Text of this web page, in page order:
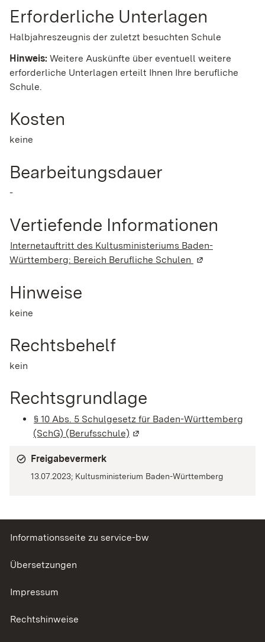
Erforderliche Unterlagen
Halbjahreszeugnis der zuletzt besuchten Schule
Hinweis: Weitere Auskünfte über eventuell weitere
erforderliche Unterlagen erteilt Ihnen Ihre berufliche
Schule.
Kosten
keine
Bearbeitungsdauer
-
Vertiefende Informationen
Internetauftritt des Kultusministeriums Baden-
Württemberg: Bereich Berufliche Schulen (Wird in einem
Hinweise
keine
Rechtsbehelf
kein
Rechtsgrundlage
§ 10 Abs. 5 Schulgesetz für Baden-Württemberg
(SchG) (Berufsschule) (Wird in einem neuen Fenster
Freigabevermerk
13.07.2023; Kultusministerium Baden-Württemberg
Informationsseite zu service-bw
Übersetzungen
Impressum
Rechtshinweise